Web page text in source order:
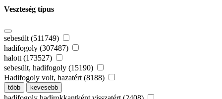
Veszteség típus
sebesült (511749)
hadifogoly (307487)
halott (173527)
sebesült, hadifogoly (15190)
Hadifogoly volt, hazatért (8188)
több kevesebb